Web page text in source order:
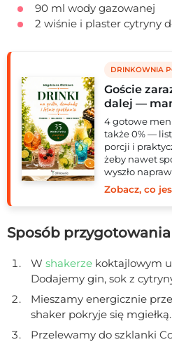
90 ml wody gazowanej
2 wiśnie i plaster cytryny
DRINKOWNIA
Goście
dalej —
4 gotowe
także 0% —
porcji i
żeby nawet
wyszło
Zobacz, co
Sposób
W shakerze koktajlowym
Dodajemy gin, sok z
Mieszamy energicznie
shaker pokryje się mgiełką.
Przelewamy do szklanki